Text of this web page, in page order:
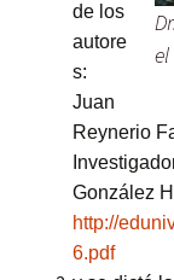
de los
autore
s:
Juan
Reynerio
González
http://
6.pdf